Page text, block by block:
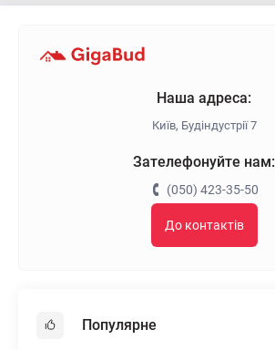
Наша адреса:
Київ, Будіндустрії 7
Зателефонуйте нам:
(050) 423-35-50
До контактів
Популярне